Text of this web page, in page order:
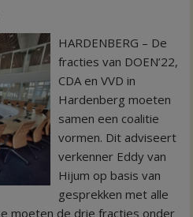
HARDENBERG – De
fracties van DOEN’22,
CDA en VVD in
Hardenberg moeten
samen een coalitie
vormen. Dit adviseert
verkenner Eddy van
Hijum op basis van
gesprekken met alle
moeten de drie fracties onder